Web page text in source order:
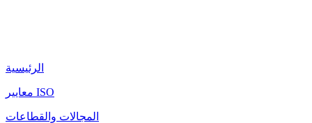
الرئيسية
معايير ISO
المجالات والقطاعات